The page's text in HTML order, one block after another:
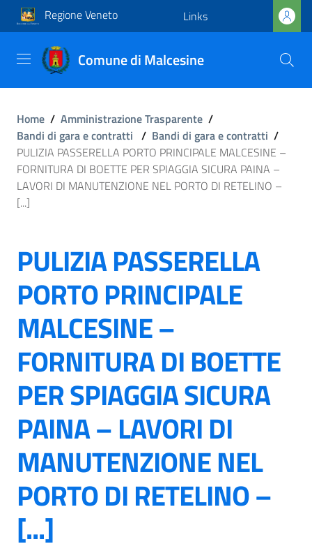
Regione Veneto Links
Comune di Malcesine
Home / Amministrazione Trasparente /
Bandi di gara e contratti / Bandi di gara e contratti /
PULIZIA PASSERELLA PORTO PRINCIPALE MALCESINE –
FORNITURA DI BOETTE PER SPIAGGIA SICURA PAINA –
LAVORI DI MANUTENZIONE NEL PORTO DI RETELINO –
[...]
PULIZIA PASSERELLA
PORTO PRINCIPALE
MALCESINE –
FORNITURA DI BOETTE
PER SPIAGGIA SICURA
PAINA – LAVORI DI
MANUTENZIONE NEL
PORTO DI RETELINO –
[...]